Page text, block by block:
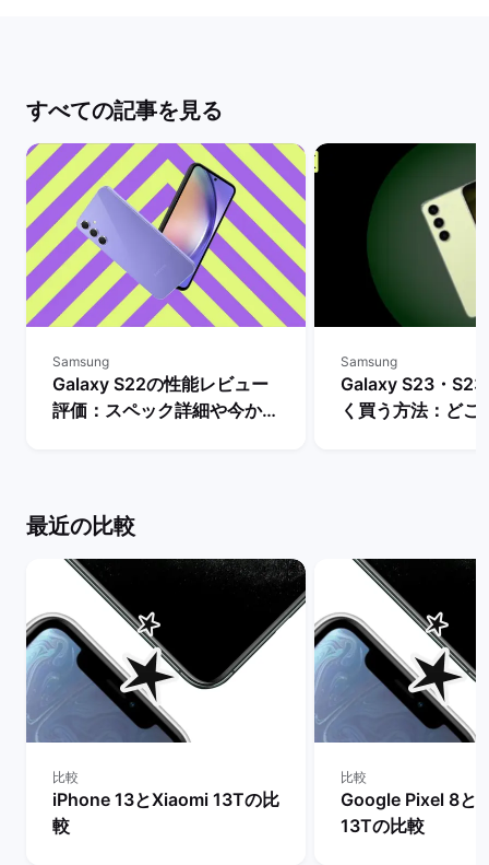
すべての記事を見る
Samsung
Galaxy S22の性能レビュー
評価：スペック詳細や今から
Samsung
Galaxy S23・
く買う方法：どこ
最近の比較
比較
iPhone 13とXiaomi 13Tの比
較
比較
Google Pixel 8と
13Tの比較